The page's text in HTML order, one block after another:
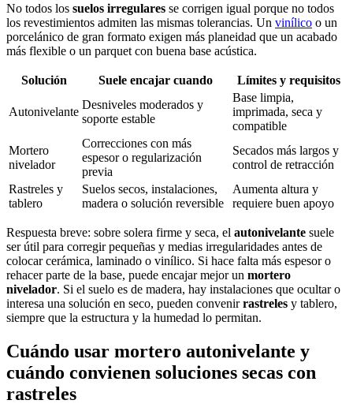
No todos los suelos irregulares se corrigen igual porque no todos
los revestimientos admiten las mismas tolerancias. Un vinílico o un
porcelánico de gran formato exigen más planeidad que un acabado
más flexible o un parquet con buena base acústica.
Solución Suele encajar cuando Límites y requisitos
Autonivelante
Desniveles moderados y
soporte estable
Base limpia,
imprimada, seca y
compatible
Mortero
nivelador
Correcciones con más
espesor o regularización
previa
Secados más largos y
control de retracción
Rastreles y
tablero
Suelos secos, instalaciones,
madera o solución reversible
Aumenta altura y
requiere buen apoyo
Respuesta breve: sobre solera firme y seca, el autonivelante suele
ser útil para corregir pequeñas y medias irregularidades antes de
colocar cerámica, laminado o vinílico. Si hace falta más espesor o
rehacer parte de la base, puede encajar mejor un mortero
nivelador. Si el suelo es de madera, hay instalaciones que ocultar o
interesa una solución en seco, pueden convenirrastreles y tablero,
siempre que la estructura y la humedad lo permitan.
Cuándo usar mortero autonivelante y
cuándo convienen soluciones secas con
rastreles